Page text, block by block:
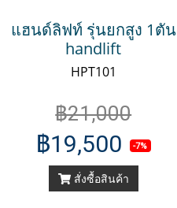
แฮนด์ลิฟท์ รุ่นยกสูง 1ตัน
handlift
HPT101
฿21,000
฿19,500 -7%
สั่งซื้อสินค้า